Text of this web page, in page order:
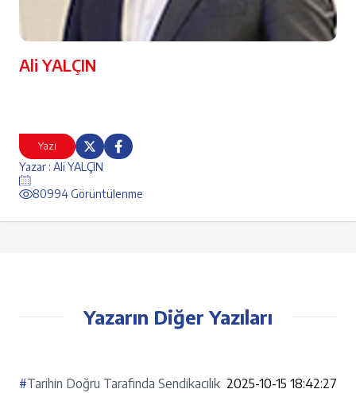
Yazı
Yazar : Ali YALÇIN
80994 Görüntülenme
Ali YALÇIN
Yazarın Diğer Yazıları
#Tarihin Doğru Tarafında Sendikacılık 2025-10-15 18:42:27